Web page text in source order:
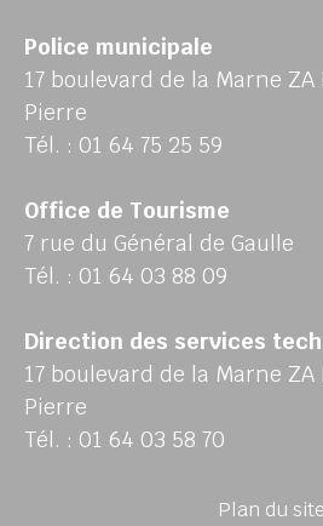
Police municipale
17 boulevard de la Marne
Pierre
Tél. : 01 64 75 25 59
Office de Tourisme
7 rue du Général de Gaulle
Tél. : 01 64 03 88 09
Direction des services
17 boulevard de la Marne
Pierre
Tél. : 01 64 03 58 70
Plan du site